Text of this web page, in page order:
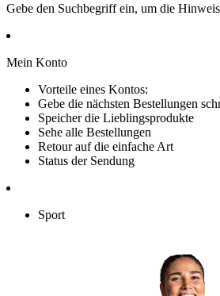
Gebe den Suchbegriff ein, um die
Mein Konto
Vorteile eines Kontos:
Gebe die nächsten Bestellungen
Speicher die Lieblingsprodukte
Sehe alle Bestellungen
Retour auf die einfache Art
Status der Sendung
Sport